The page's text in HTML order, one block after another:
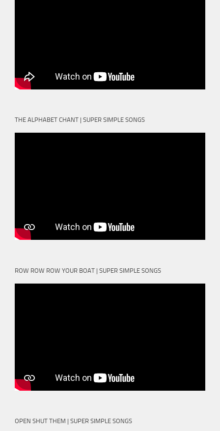
THE ALPHABET CHANT | SUPER SIMPLE SONGS
ROW ROW ROW YOUR BOAT | SUPER SIMPLE SONGS
OPEN SHUT THEM | SUPER SIMPLE SONGS